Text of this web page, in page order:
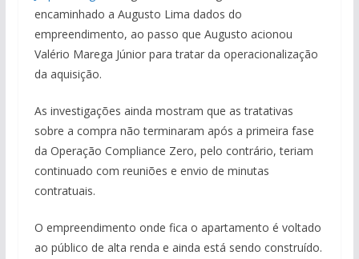
encaminhado a Augusto Lima dados do
empreendimento, ao passo que Augusto acionou
Valério Marega Júnior para tratar da operacionalização
da aquisição.
As investigações ainda mostram que as tratativas
sobre a compra não terminaram após a primeira fase
da Operação Compliance Zero, pelo contrário, teriam
continuado com reuniões e envio de minutas
contratuais.
O empreendimento onde fica o apartamento é voltado
ao público de alta renda e ainda está sendo construído.